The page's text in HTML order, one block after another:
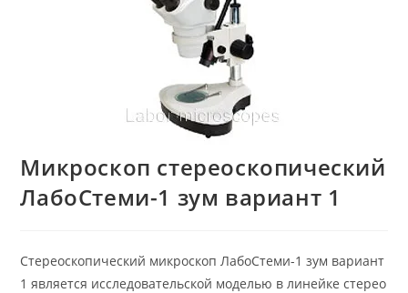
Микроскоп стереоскопический
ЛабоСтеми-1 зум вариант 1
Стереоскопический микроскоп ЛабоСтеми-1 зум вариант
1 является исследовательской моделью в линейке стерео